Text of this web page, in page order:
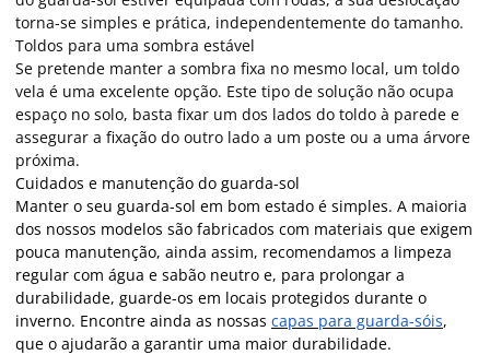
torna-se simples e prática, independentemente do tamanho.
Toldos para uma sombra estável
Se pretende manter a sombra fixa no mesmo local, um toldo
vela é uma excelente opção. Este tipo de solução não ocupa
espaço no solo, basta fixar um dos lados do toldo à parede e
assegurar a fixação do outro lado a um poste ou a uma árvore
próxima.
Cuidados e manutenção do guarda-sol
Manter o seu guarda-sol em bom estado é simples. A maioria
dos nossos modelos são fabricados com materiais que exigem
pouca manutenção, ainda assim, recomendamos a limpeza
regular com água e sabão neutro e, para prolongar a
durabilidade, guarde-os em locais protegidos durante o
inverno. Encontre ainda as nossas capas para guarda-sóis,
que o ajudarão a garantir uma maior durabilidade.